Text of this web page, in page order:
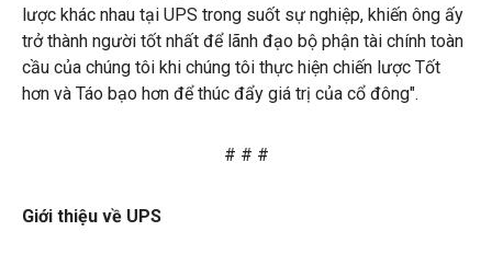
lược khác nhau tại UPS trong suốt sự nghiệp, khiến ông ấy
trở thành người tốt nhất để lãnh đạo bộ phận tài chính toàn
cầu của chúng tôi khi chúng tôi thực hiện chiến lược Tốt
hơn và Táo bạo hơn để thúc đẩy giá trị của cổ đông".
# # #
Giới thiệu về UPS